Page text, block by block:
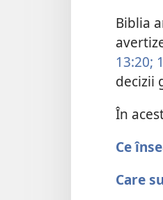
Biblia
13:20;
decizii
În
Ce
Care